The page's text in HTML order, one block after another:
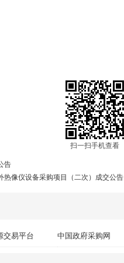
扫一扫手机查看
告
热像仪设备采购项目（二次）成交公告
交易平台 中国政府采购网